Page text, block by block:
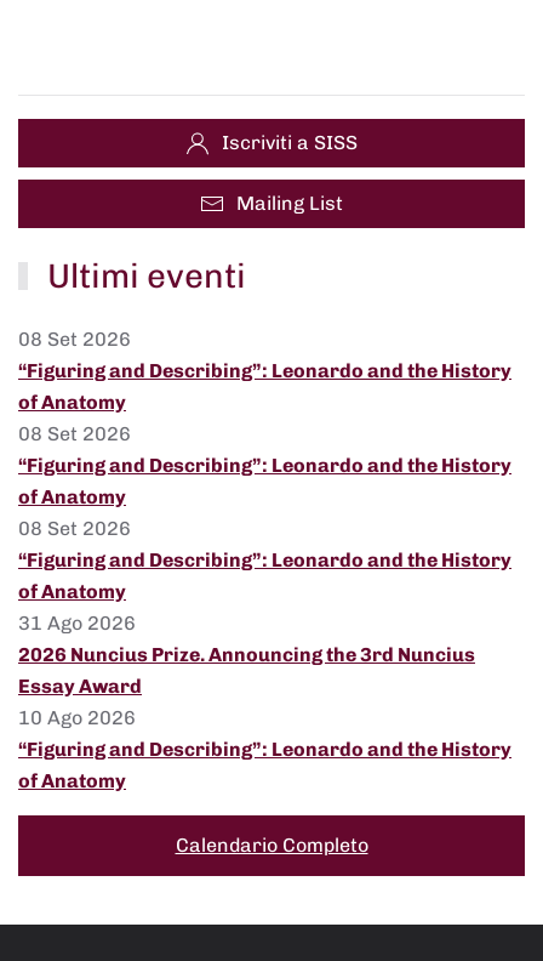
Iscriviti a SISS
Mailing List
Ultimi eventi
08 Set 2026
“Figuring and Describing”: Leonardo and the History
of Anatomy
08 Set 2026
“Figuring and Describing”: Leonardo and the History
of Anatomy
08 Set 2026
“Figuring and Describing”: Leonardo and the History
of Anatomy
31 Ago 2026
2026 Nuncius Prize. Announcing the 3rd Nuncius
Essay Award
10 Ago 2026
“Figuring and Describing”: Leonardo and the History
of Anatomy
Calendario Completo